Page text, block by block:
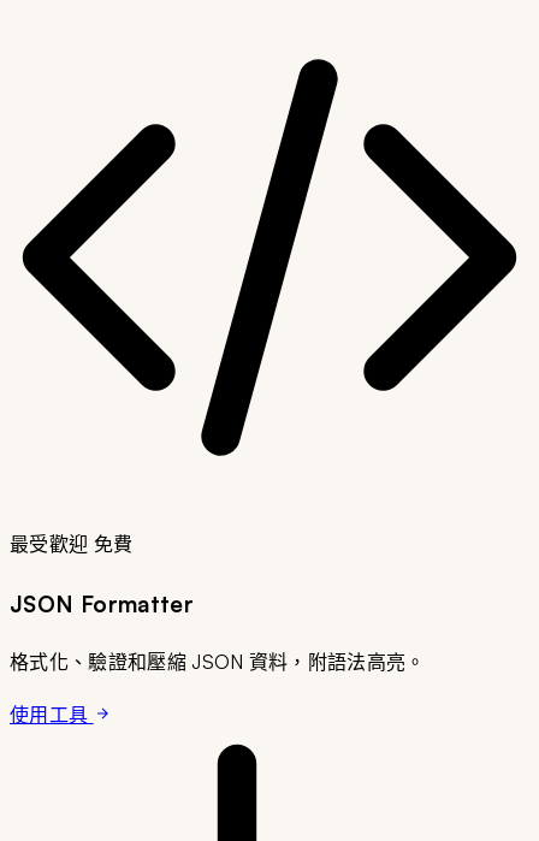
最受歡迎 免費
JSON Formatter
格式化、驗證和壓縮 JSON 資料，附語法高亮。
使用工具